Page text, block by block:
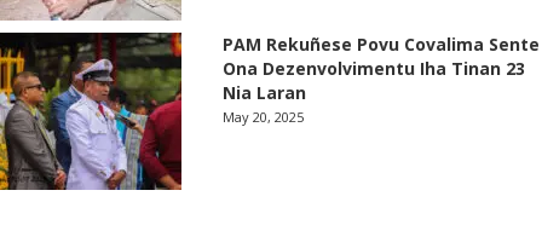
PAM Rekuñese Povu Covalima Sente
Ona Dezenvolvimentu Iha Tinan 23
Nia Laran
May 20, 2025